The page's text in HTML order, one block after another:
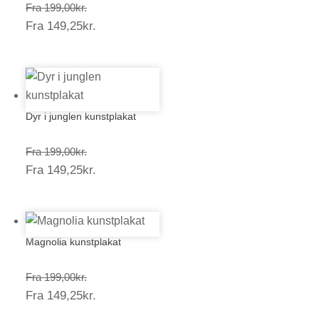
Fra 199,00kr.Prisinterval:
199,00kr.
Fra 149,25kr.
Dyr i junglen kunstplakat
Fra 199,00kr.Prisinterval:
199,00kr.
Fra 149,25kr.
Magnolia kunstplakat
Fra 199,00kr.Prisinterval:
199,00kr.
Fra 149,25kr.